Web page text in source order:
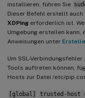
installieren, führen Sie
Dieser Befehl erstellt auch
XDPing erforderlich ist.
Umgebung erstellen kann,
Anweisungen unter
Um SSL-
Tools auftreten können,
Hosts zur Datei /etc/
[global] trusted-host